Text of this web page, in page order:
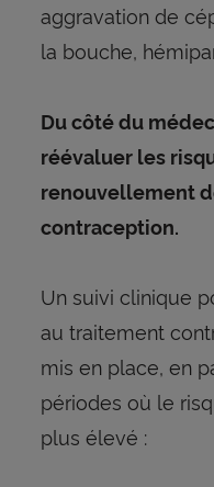
aggravation de
la bouche,
Du côté du
réévaluer les
renouvellement
contraception.
Un suivi clinique
au traitement
mis en place, en
périodes où le
plus élevé :